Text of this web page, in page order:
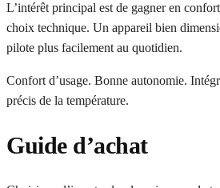
L’intérêt principal est de gagner en
choix technique. Un appareil bien
pilote plus facilement au quotidien.
Confort d’usage. Bonne autonomie.
précis de la température.
Guide d’achat